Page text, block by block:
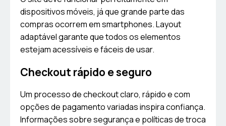
dispositivos móveis, já que grande parte das
compras ocorrem em smartphones. Layout
adaptável garante que todos os elementos
estejam acessíveis e fáceis de usar.
Checkout rápido e seguro
Um processo de checkout claro, rápido e com
opções de pagamento variadas inspira confiança.
Informações sobre segurança e políticas de troca